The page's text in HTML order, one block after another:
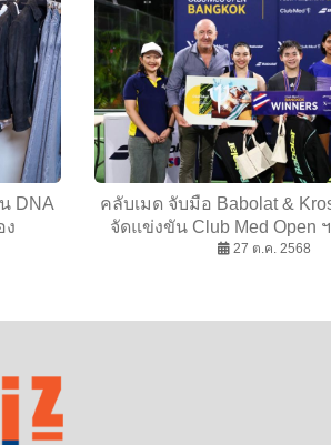
DNA
ง
คลับเมด จับมือ Babolat &
จัดแข่งขัน Club Med Open
ไทย
27 ต.ค. 2568